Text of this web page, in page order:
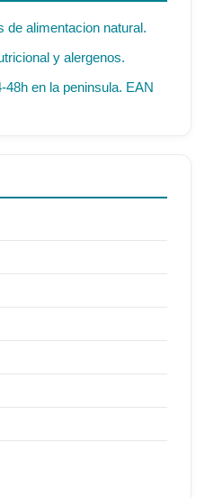
de alimentacion natural.
y alergenos.
en la peninsula. EAN